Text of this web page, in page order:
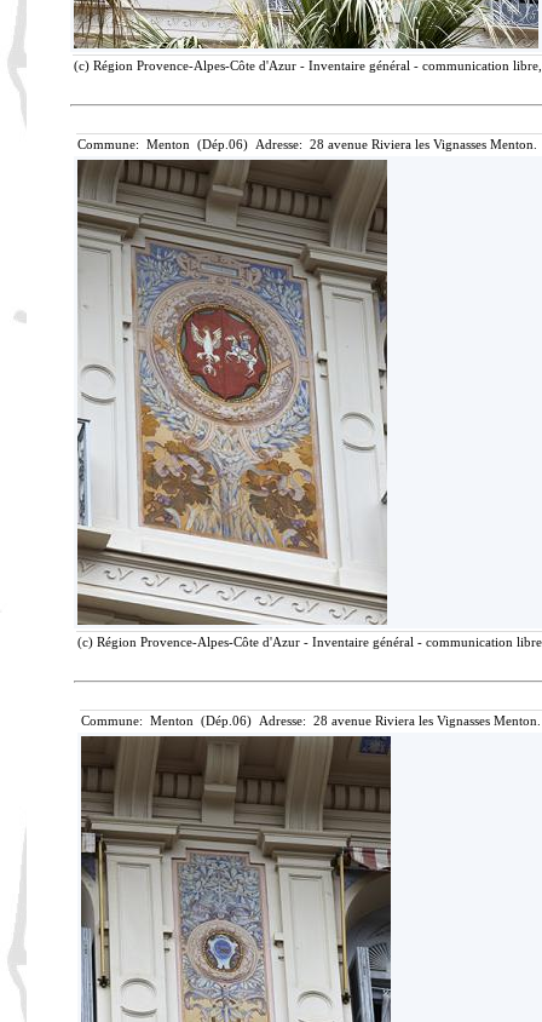
(c) Région Provence-Alpes-Côte d'Azur - Inventaire général - communication
Commune: Menton (Dép.06) Adresse: 28 avenue Riviera les Vignasses
(c) Région Provence-Alpes-Côte d'Azur - Inventaire général - communication
Commune: Menton (Dép.06) Adresse: 28 avenue Riviera les Vignasses